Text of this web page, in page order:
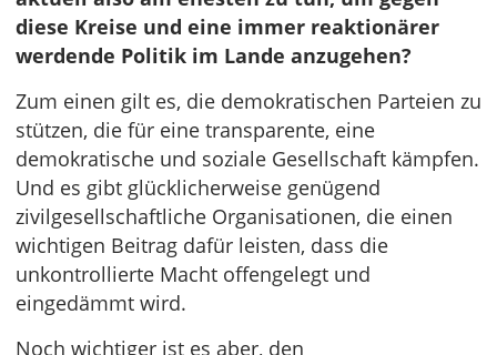
diese Kreise und eine immer reaktionärer
werdende Politik im Lande anzugehen?
Zum einen gilt es, die demokratischen Parteien zu
stützen, die für eine transparente, eine
demokratische und soziale Gesellschaft kämpfen.
Und es gibt glücklicherweise genügend
zivilgesellschaftliche Organisationen, die einen
wichtigen Beitrag dafür leisten, dass die
unkontrollierte Macht offengelegt und
eingedämmt wird.
Noch wichtiger ist es aber, den